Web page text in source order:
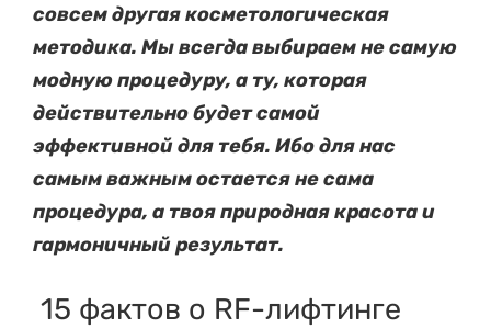
совсем другая косметологическая
методика. Мы всегда выбираем не самую
модную процедуру, а ту, которая
действительно будет самой
эффективной для тебя. Ибо для нас
самым важным остается не сама
процедура, а твоя природная красота и
гармоничный результат.
15 фактов о RF-лифтинге